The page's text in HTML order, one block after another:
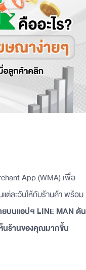
App (WMA) เพื่อ
แต่ละวันให้กับร้านค้า พร้อม
บนแอปฯ LINE MANดัน
นร้านของคุณมากขึ้น